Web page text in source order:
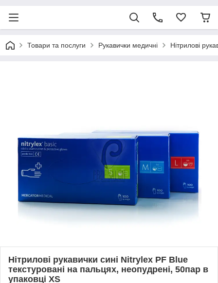
Товари та послуги Рукавички медичні Нітрилові
Нітрилові рукавички сині Nitrylex PF Blue
текстуровані на пальцях, неопудрені, 50пар в
упаковці XS